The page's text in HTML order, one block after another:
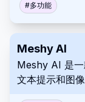
高你的回忆能
长的工作。
#多功能
Meshy AI
Meshy AI 是
文本提示和图